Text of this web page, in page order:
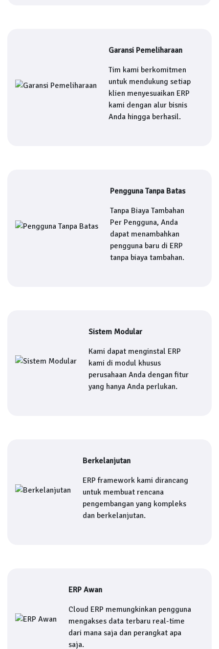
Garansi Pemeliharaan
Tim kami berkomitmen
untuk mendukung setiap
klien menyesuaikan ERP
kami dengan alur bisnis
Anda hingga berhasil.
Pengguna Tanpa Batas
Tanpa Biaya Tambahan
Per Pengguna, Anda
dapat menambahkan
pengguna baru di ERP
tanpa biaya tambahan.
Sistem Modular
Kami dapat menginstal ERP
kami di modul khusus
perusahaan Anda dengan fitur
yang hanya Anda perlukan.
Berkelanjutan
ERP framework kami dirancang
untuk membuat rencana
pengembangan yang kompleks
dan berkelanjutan.
ERP Awan
Cloud ERP memungkinkan pengguna
mengakses data terbaru real-time
dari mana saja dan perangkat apa
saja.